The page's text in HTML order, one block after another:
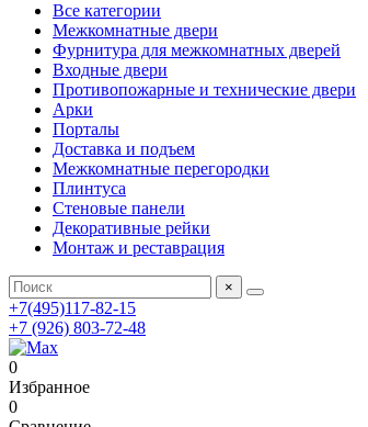
Все категории
Межкомнатные двери
Фурнитура для межкомнатных дверей
Входные двери
Противопожарные и технические двери
Арки
Порталы
Доставка и подъем
Межкомнатные перегородки
Плинтуса
Стеновые панели
Декоративные рейки
Монтаж и реставрация
×
+7(495)117-82-15
+7 (926) 803-72-48
0
Избранное
0